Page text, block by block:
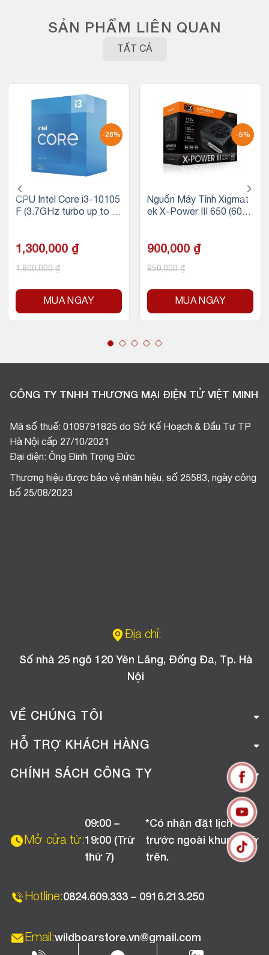
SẢN PHẨM LIÊN QUAN
TẤT CẢ
-28%
CPU Intel Core i3-10105
F (3.7GHz turbo up to 4.
1,300,000 ₫
1,800,000₫
MUA NGAY
-5%
Nguồn Máy Tính Xigmat
ek X-Power III 650 (600
900,000 ₫
950,000₫
MUA NGAY
CÔNG TY TNHH THƯƠNG MẠI ĐIỆN TỬ VIỆT MINH
Mã số thuế: 0109791825 do Sở Kế Hoạch & Đầu Tư TP
Hà Nội cấp 27/10/2021
Đại diện: Ông Đinh Trọng Đức
Thương hiệu được bảo vệ nhãn hiệu, số 25583, ngày công
bố 25/08/2023
Địa chỉ:
Số nhà 25 ngõ 120 Yên Lãng, Đống Đa, Tp. Hà
Nội
VỀ CHÚNG TÔI
Giới thiệu công ty
Tuyển dụng
HỖ TRỢ KHÁCH HÀNG
Hướng dẫn mua hàng online
Chương trình khuyến mãi
CHÍNH SÁCH CÔNG TY
Chính sách bảo hành
Mở cửa từ:
09:00 –
19:00 (Trừ
thứ 7)
*Có nhận đặt lịch
trước ngoài khung giờ
trên.
Hotline:0824.609.333 – 0916.213.250
Email:wildboarstore.vn@gmail.com